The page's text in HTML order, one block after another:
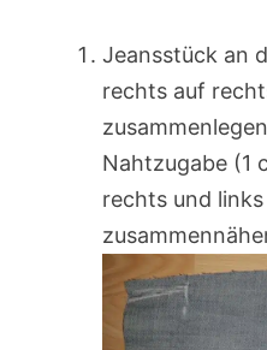
Jeansstück an
rechts auf
Nahtzugabe (1
rechts und